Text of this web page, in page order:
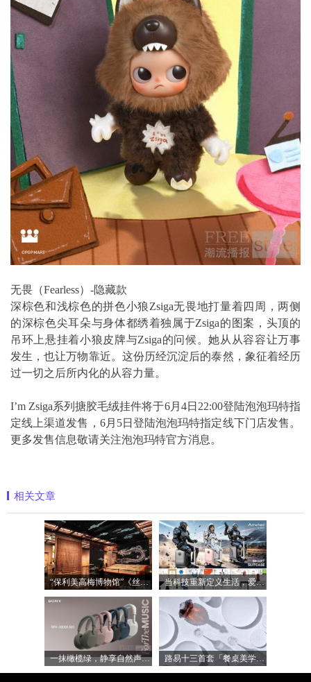
无畏（Fearless）-隐藏款
深棕色和浅棕色的拼色小狼Zsiga无畏地打量着四周，两侧
的深棕色尖耳朵与身体都绣着独属于Zsiga的图案，头顶的
吊环上悬挂着小狼皮牌与Zsiga的问候。她从从容容让万事
发生，也让万物靠近。这份历经沉淀后的泰然，象征着经历
过一切之后所内化的从容力量。
I’m Zsiga系列搪胶毛绒挂件将于6月4日22:00登陆泡泡玛特指
定线上渠道发售，6月5日登陆泡泡玛特指定线下门店发售。
更多发售信息敬请关注泡泡玛特官方消息。
相关文章
“保利美高梅博物馆”《丝路》大展最后 当科技重新定义生活，爱尔威Airwheel正在
一抹橄榄绿，静享自然声 索尼WH-1000XM6橄 路易十三首套「餐桌美学」系列正式揭晓